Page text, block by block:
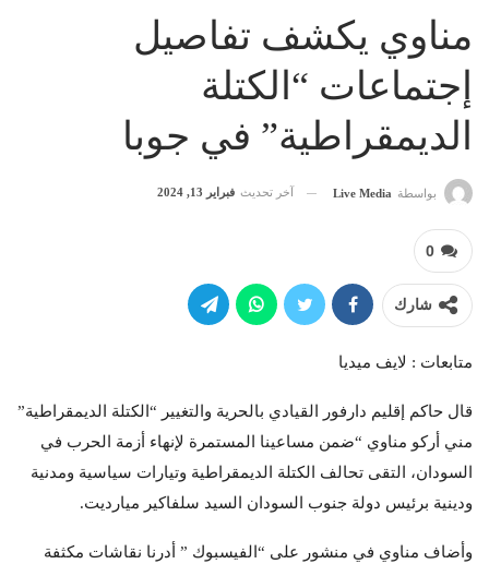
مناوي يكشف تفاصيل
إجتماعات “الكتلة
الديمقراطية” في جوبا
بواسطة Live Media آخر تحديث فبراير 13, 2024
0
شارك
متابعات : لايف ميديا
قال حاكم إقليم دارفور القيادي بالحرية والتغيير “الكتلة الديمقراطية”
مني أركو مناوي “ضمن مساعينا المستمرة لإنهاء أزمة الحرب في
السودان، التقى تحالف الكتلة الديمقراطية وتيارات سياسية ومدنية
ودينية برئيس دولة جنوب السودان السيد سلفاكير ميارديت.
وأضاف مناوي في منشور على “الفيسبوك ” أدرنا نقاشات مكثفة